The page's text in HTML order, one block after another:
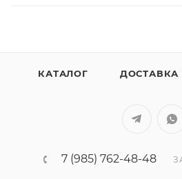
КАТАЛОГ ДОСТАВКА
7 (985) 762-48-48